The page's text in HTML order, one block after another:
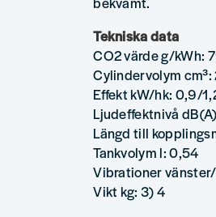
Tekniska data
CO2 värde g/kWh:
Cylindervolym cm³:
Effekt kW/hk: 0,9/
Ljudeffektnivå
Längd till
Tankvolym l: 0,54
Vibrationer
Vikt kg: 3) 4